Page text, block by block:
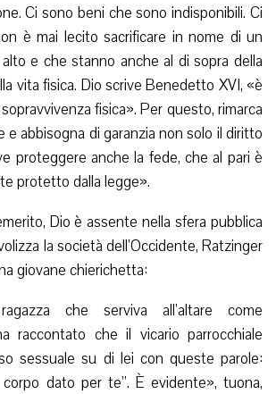
Ci sono beni che sono indisponibili. Ci
è mai lecito sacrificare in nome di un
e che stanno anche al di sopra della
vita fisica. Dio scrive Benedetto XVI, «è
fisica». Per questo, rimarca
abbisogna di garanzia non solo il diritto
proteggere anche la fede, che al pari è
protetto dalla legge».
Dio è assente nella sfera pubblica
la società dell’Occidente, Ratzinger
giovane chierichetta:
che serviva all’altare come
raccontato che il vicario parrocchiale
sessuale su di lei con queste parole:
dato per te”. È evidente», tuona,